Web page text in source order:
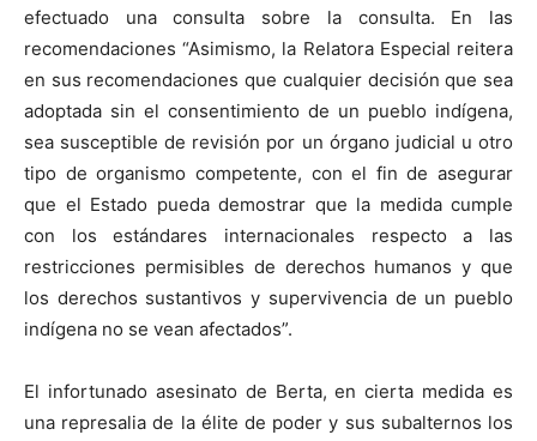
efectuado una consulta sobre la consulta. En las
recomendaciones “Asimismo, la Relatora Especial reitera
en sus recomendaciones que cualquier decisión que sea
adoptada sin el consentimiento de un pueblo indígena,
sea susceptible de revisión por un órgano judicial u otro
tipo de organismo competente, con el fin de asegurar
que el Estado pueda demostrar que la medida cumple
con los estándares internacionales respecto a las
restricciones permisibles de derechos humanos y que
los derechos sustantivos y supervivencia de un pueblo
indígena no se vean afectados”.
El infortunado asesinato de Berta, en cierta medida es
una represalia de la élite de poder y sus subalternos los